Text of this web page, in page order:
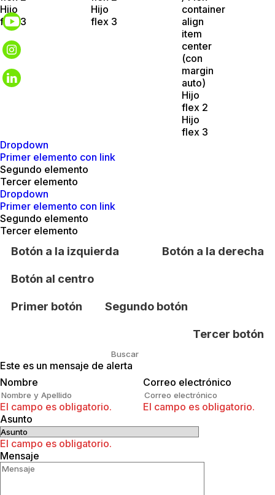
Hijo
flex 3
Hijo
flex 3
container
align
item
center
(con
margin
auto)
Hijo
flex 2
Hijo
flex 3
Dropdown
Primer elemento con link
Segundo elemento
Tercer elemento
Dropdown
Primer elemento con link
Segundo elemento
Tercer elemento
Botón a la izquierda Botón a la derecha
Botón al centro
Primer botón Segundo botón
Tercer botón
Nombre
El campo es obligatorio.
Correo electrónico
El campo es obligatorio.
Asunto
El campo es obligatorio.
Mensaje
Este es un mensaje de alerta